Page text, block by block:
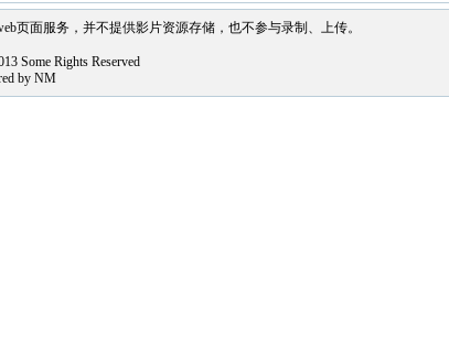
页面服务，并不提供影片资源存储，也不参与录制、上传。
Some Rights Reserved
by NM